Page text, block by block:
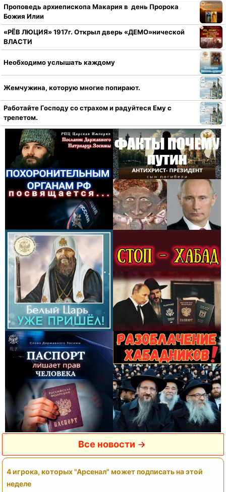
Проповедь архиепископа Макария в день Пророка
Божия Илии
«РЁВ ЛЮЦИЯ» 1917г. Открыл дверь «ДЕМО»нической
ВЛАСТИ
Необходимо услышать каждому
Жемчужина, которую многие попирают.
Работайте Господу со страхом и радуйтеся Ему с
трепетом.
Все новости
4 игрока, которых "Арсенал" может подписать на этой
неделе